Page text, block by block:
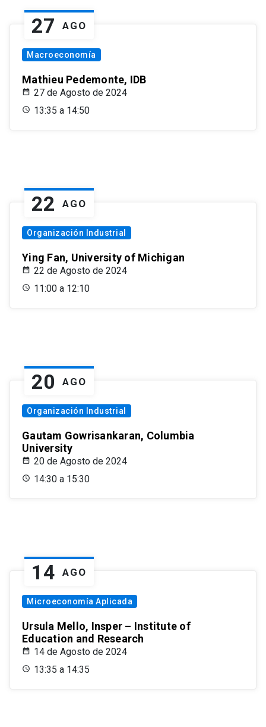
27 AGO
Macroeconomía
Mathieu Pedemonte, IDB
27 de Agosto de 2024
13:35 a 14:50
22 AGO
Organización Industrial
Ying Fan, University of Michigan
22 de Agosto de 2024
11:00 a 12:10
20 AGO
Organización Industrial
Gautam Gowrisankaran, Columbia
University
20 de Agosto de 2024
14:30 a 15:30
14 AGO
Microeconomía Aplicada
Ursula Mello, Insper – Institute of
Education and Research
14 de Agosto de 2024
13:35 a 14:35